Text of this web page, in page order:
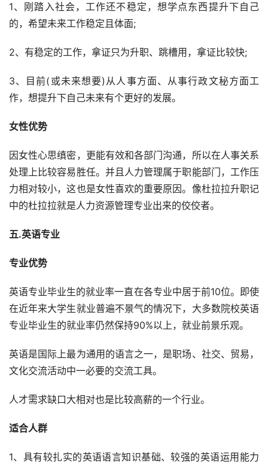
1、刚踏入社会，工作还不稳定，想学点东西提升下自己
的，希望未来工作稳定且体面;
2、有稳定的工作，拿证只为升职、跳槽用，拿证比较快;
3、目前(或未来想要)从人事方面、从事行政文秘方面工
作，想提升下自己未来有个更好的发展。
女性优势
因女性心思缜密，更能有效和各部门沟通，所以在人事关系
处理上比较容易胜任。并且人力管理属于职能部门，工作压
力相对较小，这也是女性喜欢的重要原因。像杜拉拉升职记
中的杜拉拉就是人力资源管理专业出来的佼佼者。
五.英语专业
专业优势
英语专业毕业生的就业率一直在各专业中居于前10位。即使
在近年来大学生就业普遍不景气的情况下，大多数院校英语
专业毕业生的就业率仍然保持90%以上，就业前景乐观。
英语是国际上最为通用的语言之一，是职场、社交、贸易，
文化交流活动中一必要的交流工具。
人才需求缺口大相对也是比较高薪的一个行业。
适合人群
1、具有较扎实的英语语言知识基础、较强的英语运用能力